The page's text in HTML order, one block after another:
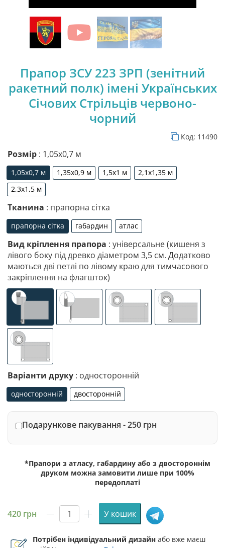
Прапор ЗСУ 223 ЗРП (зенітний
ракетний полк) імені Українських
Січових Стрільців червоно-
чорний
Код: 11490
Розмір : 1,05х0,7 м
1,05х0,7 м
1,05х0,7 м
1,35х0,9 м
1,35х0,9 м
1,5х1 м
1,5х1 м
2,1х1,35 м
2,1х1,35 м
2,3х1,5 м
2,3х1,5 м
Тканина : прапорна сітка
прапорна сітка
прапорна сітка
габардин
габардин
атлас
атлас
Вид кріплення прапора : універсальне (кишеня з
лівого боку під древко діаметром 3,5 см. Додатково
маються дві петлі по лівому краю для тимчасового
закріплення на флагшток)
Варіанти друку : односторонній
односторонній
односторонній
двосторонній
двосторонній
Подарункове пакування - 250 грн
*Прапори з атласу, габардину або з двостороннім
друком можна замовити лише при 100%
передоплаті
420 грн
Прапор
223
У кошик
Потрібен індивідуальний дизайн або вже маєш